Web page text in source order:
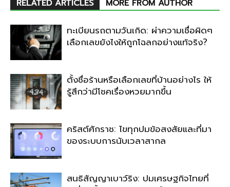
RELATED ARTICLES MORE FROM AUTHOR
ทะเบียนรถตามวันเกิด: ผ่าความเชื่อผิดๆ
เลือกเลขยังไงให้ถูกโฉลกอย่างแท้จริง?
ตั้งชื่อร้านหรือเลือกเลขที่บ้านอย่างไร ให้
รู้สึกว่ามีโชคเรื่องหวยมากขึ้น
คริสต์ศักราช: ไขทุกปมข้อสงสัยและที่มา
ของระบบการนับเวลาสากล
สนธิสัญญาเบาว์ริง: ปมเศรษฐกิจไทยที่